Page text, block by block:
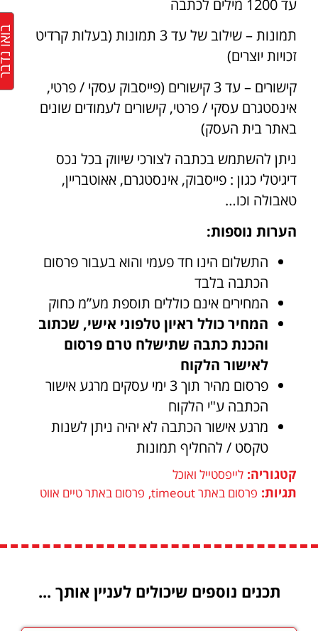
עד 1200 מילים לכתבה
תמונות – שילוב של עד 3 תמונות (בעלות קרדיט
זכויות יוצרים)
קישורים – עד 3 קישורים (פייסבוק עסקי / פרטי,
אינסטגרם עסקי / פרטי, קישורים לעמודים שונים
באתר בית העסק)
ניתן להשתמש בכתבה לצורכי שיווק בכל נכס
דיגיטלי כגון : פייסבוק, אינסטגרם, אאוטבריין,
טאבולה וכו…
הערות נוספות:
התשלום הינו חד פעמי והוא בעבור פרסום
הכתבה בלבד
המחירים אינם כוללים תוספת מע”מ כחוק
המחיר כולל ראיון טלפוני אישי, שכתוב
והכנת כתבה שתישלח טרם פרסום
לאישור הלקוח
פרסום מהיר תוך 3 ימי עסקים מרגע אישור
הכתבה ע"י הלקוח
מרגע אישור הכתבה לא יהיה ניתן לשנות
טקסט / להחליף תמונות
קטגוריה: לייפסטייל ואוכל
תגיות: פרסום באתר timeout , פרסום באתר טיים אווט
תכנים נוספים שיכולים לעניין אותך ...